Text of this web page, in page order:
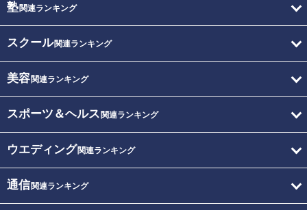
塾関連ランキング
スクール関連ランキング
美容関連ランキング
スポーツ＆ヘルス 関連ランキング
ウエディング関連ランキング
通信関連ランキング